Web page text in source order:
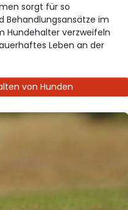
sorgt für so
Behandlungsansätze im
Hundehalter verzweifeln
Leben an der
von Hunden